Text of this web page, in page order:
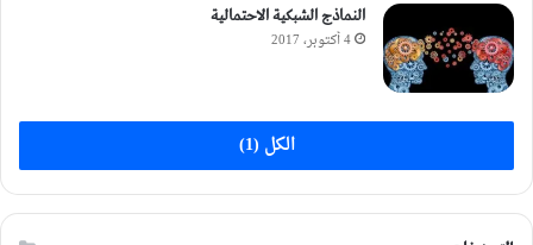
النماذج الشبكية الاحتمالية
4 أكتوبر، 2017
الكل (1)